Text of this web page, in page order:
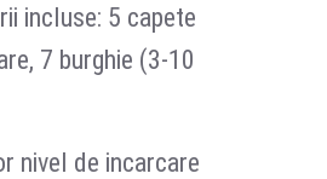
incluse: 5 capete
7 burghie (3-10
nivel de incarcare